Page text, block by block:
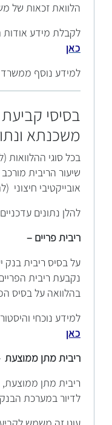
הלוואת זכאות של
לקבלת מידע אודות
כאן
למידע נוסף ממשרד
בסיסי
משכנתא
בכל סוגי
שיעור הריבית
אובייקטיבי חיצוני
להלן נתונים
ריבית פריים –
על בסיס ריבית בנק
נקבעת ריבית
בהלוואה על בסיס
למידע נוכחי
כאן
ריבית מתן ממוצעת
ריבית מתן
לדיור במערכת